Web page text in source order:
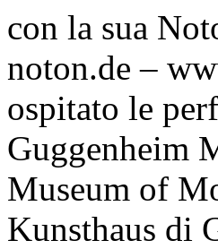
con la sua
noton.de –
ospitato le
Guggenheim
Museum of
Kunsthaus di